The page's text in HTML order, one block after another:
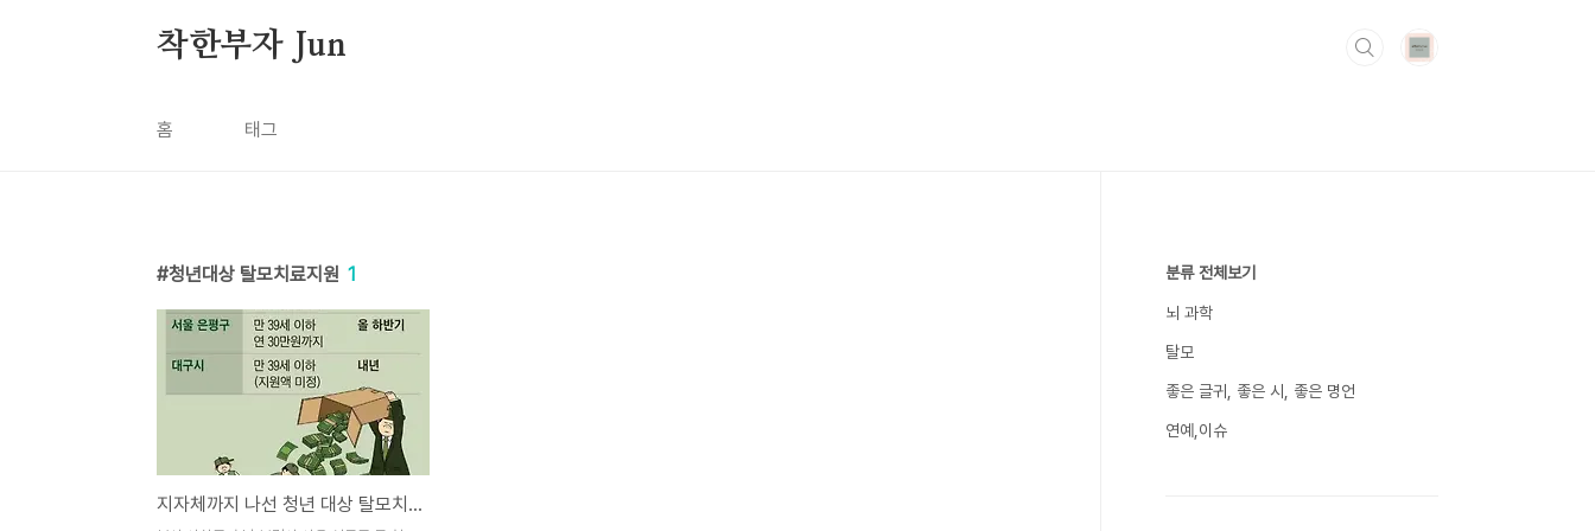
착한부자 Jun
홈 태그
청년대상 탈모치료지원 1
지자체까지 나선 청년 대상 탈모치료제 비용 지원 - 내가 사는 지역은? -
분류 전체보기
뇌 과학
탈모
좋은 글귀, 좋은 시, 좋은 명언
연예,이슈